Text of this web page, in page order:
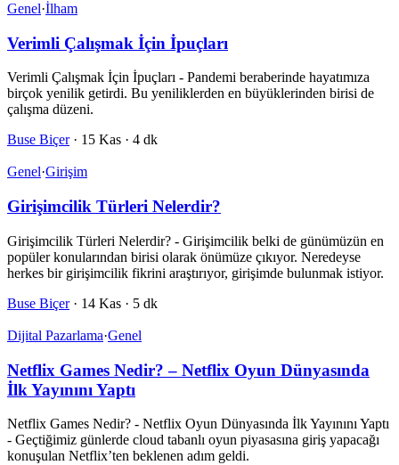
Genel·İlham
Verimli Çalışmak İçin İpuçları
Verimli Çalışmak İçin İpuçları - Pandemi beraberinde hayatımıza
birçok yenilik getirdi. Bu yeniliklerden en büyüklerinden birisi de
çalışma düzeni.
Buse Biçer · 15 Kas · 4 dk
Genel·Girişim
Girişimcilik Türleri Nelerdir?
Girişimcilik Türleri Nelerdir? - Girişimcilik belki de günümüzün en
popüler konularından birisi olarak önümüze çıkıyor. Neredeyse
herkes bir girişimcilik fikrini araştırıyor, girişimde bulunmak istiyor.
Buse Biçer · 14 Kas · 5 dk
Dijital Pazarlama·Genel
Netflix Games Nedir? – Netflix Oyun Dünyasında
İlk Yayınını Yaptı
Netflix Games Nedir? - Netflix Oyun Dünyasında İlk Yayınını Yaptı
- Geçtiğimiz günlerde cloud tabanlı oyun piyasasına giriş yapacağı
konuşulan Netflix’ten beklenen adım geldi.